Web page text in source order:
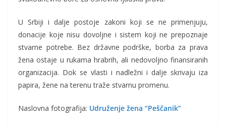
U Srbiji i dalje postoje zakoni koji se ne primenjuju,
donacije koje nisu dovoljne i sistem koji ne prepoznaje
stvarne potrebe. Bez državne podrške, borba za prava
žena ostaje u rukama hrabrih, ali nedovoljno finansiranih
organizacija. Dok se vlasti i nadležni i dalje skrivaju iza
papira, žene na terenu traže stvarnu promenu.
Naslovna fotografija: Udruženje žena “Peščanik”